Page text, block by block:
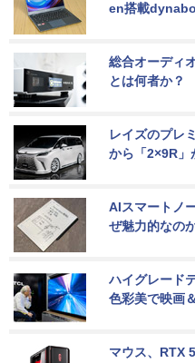
en搭載
総合オーディ
とは何者か？
レイズのプレ
から「2×9R」
AIスマートノ
ぜ魅力的なの
ハイグレード
色彩美で映画
マウス、RTX